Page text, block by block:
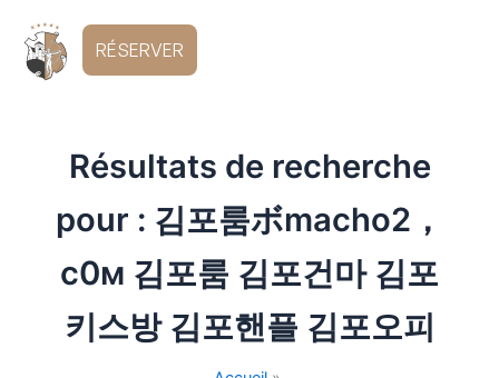
contenu
RÉSERVER
Résultats de recherche
pour : 김포룸ボmacho2，
c0м 김포룸 김포건마 김포
키스방 김포핸플 김포오피